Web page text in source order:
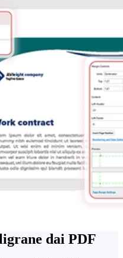
dai PDF